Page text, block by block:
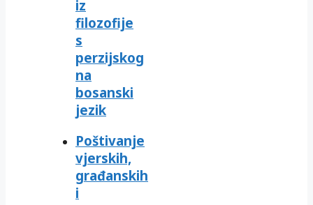
iz
filozofije
s
perzijskog
na
bosanski
jezik
Poštivanje
vjerskih,
građanskih
i